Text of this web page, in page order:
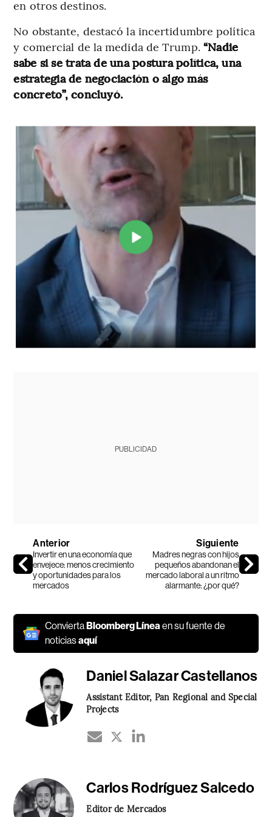
en otros destinos.
No obstante, destacó la incertidumbre política
y comercial de la medida de Trump. “Nadie
sabe si se trata de una postura política, una
estrategia de negociación o algo más
concreto”, concluyó.
PUBLICIDAD
Anterior
Invertir en una economía que
envejece: menos crecimiento
y oportunidades para los
mercados
Siguiente
Madres negras con hijos
pequeños abandonan el
mercado laboral a un ritmo
alarmante: ¿por qué?
ConviertaBloomberg Líneaen su fuente de
noticiasaquí
Daniel Salazar Castellanos
Assistant Editor, Pan Regional and Special
Projects
Carlos Rodríguez Salcedo
Editor de Mercados